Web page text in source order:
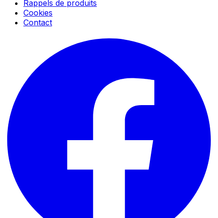
Rappels de produits
Cookies
Contact